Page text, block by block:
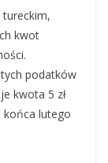
tureckim,
kwot
podatków
kwota 5 zł
końca lutego